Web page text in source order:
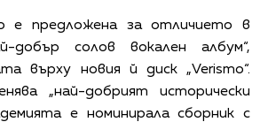
е предложена за отличието в
добър солов вокален албум“,
върху новия й диск „Verismo“.
„най-добрият исторически
е номинирала сборник с